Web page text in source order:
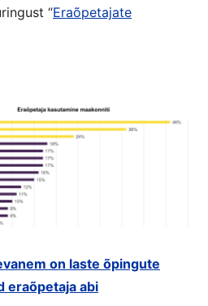
“Eraõpetajate
on laste õpingute
eraõpetaja abi